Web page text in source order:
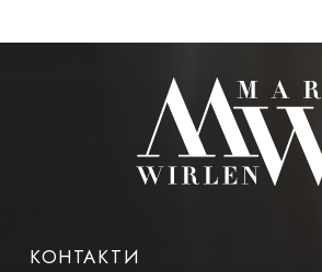
КОНТАКТИ